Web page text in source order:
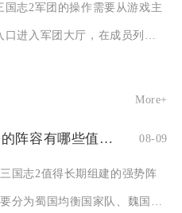
国志2军团的操作需要从游戏主
口进入军团大厅，在成员列表
More+
少年三国志2最厉害的阵容有哪些值得组建 08-09
国志2值得长期组建的强势阵
分为蜀国均衡国家队、魏国控